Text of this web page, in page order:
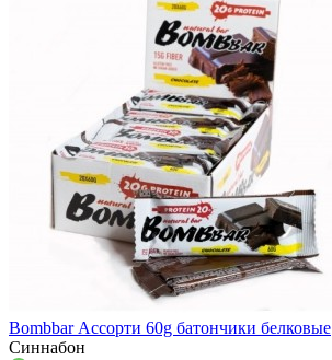
Bombbar Ассорти 60g батончики белковые
Синнабон